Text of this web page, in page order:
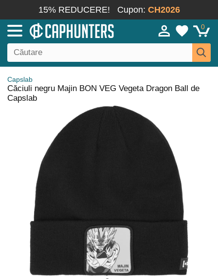
15% REDUCERE! Cupon: CH2026
0
Capslab
Căciuli negru Majin BON VEG Vegeta Dragon Ball de
Capslab